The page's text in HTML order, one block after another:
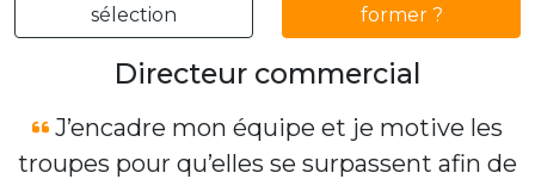
sélection
former ?
Directeur commercial
J’encadre mon équipe et je motive les
troupes pour qu’elles se surpassent afin de